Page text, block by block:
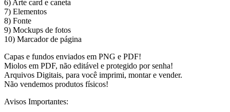
6) Arte card e caneta
7) Elementos
8) Fonte
9) Mockups de fotos
10) Marcador de página
Capas e fundos enviados em PNG e PDF!
Miolos em PDF, não editável e protegido por senha!
Arquivos Digitais, para você imprimi, montar e vender.
Não vendemos produtos físicos!
Avisos Importantes: